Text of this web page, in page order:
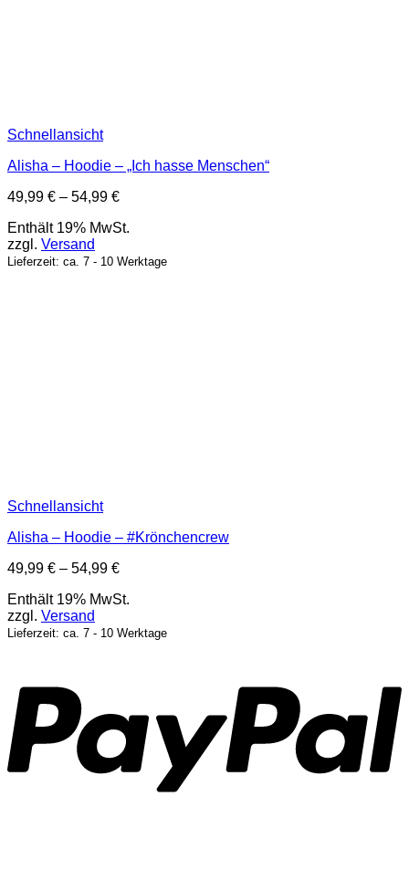
Schnellansicht
Alisha – Hoodie – „Ich hasse Menschen“
49,99 € – 54,99 €Preisspanne:
bis
Enthält 19% MwSt.
zzgl. Versand
Lieferzeit: ca. 7 - 10 Werktage
Schnellansicht
Alisha – Hoodie – #Krönchencrew
49,99 € – 54,99 €Preisspanne:
bis
Enthält 19% MwSt.
zzgl. Versand
Lieferzeit: ca. 7 - 10 Werktage